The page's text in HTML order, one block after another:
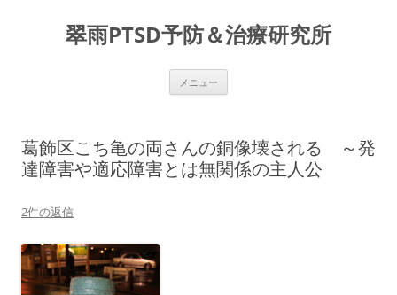
翠雨PTSD予防＆治療研究所
メニュー
葛飾区こち亀の両さんの銅像壊される ～発
達障害や適応障害とは無関係の主人公
2件の返信